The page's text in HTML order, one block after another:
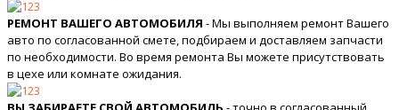
РЕМОНТ ВАШЕГО АВТОМОБИЛЯ - Мы выполняем ремонт Вашего
авто по согласованной смете, подбираем и доставляем запчасти
по необходимости. Во время ремонта Вы можете присутствовать
в цехе или комнате ожидания.